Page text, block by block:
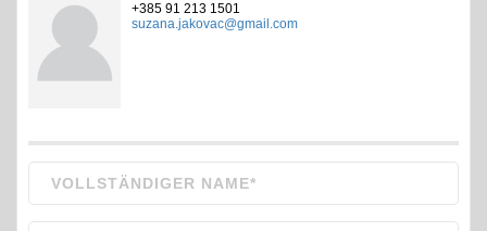
+385 91 213 1501
suzana.jakovac@gmail.com